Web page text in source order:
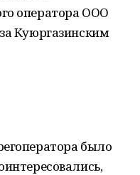
оператора ООО
Куюргазинским
было